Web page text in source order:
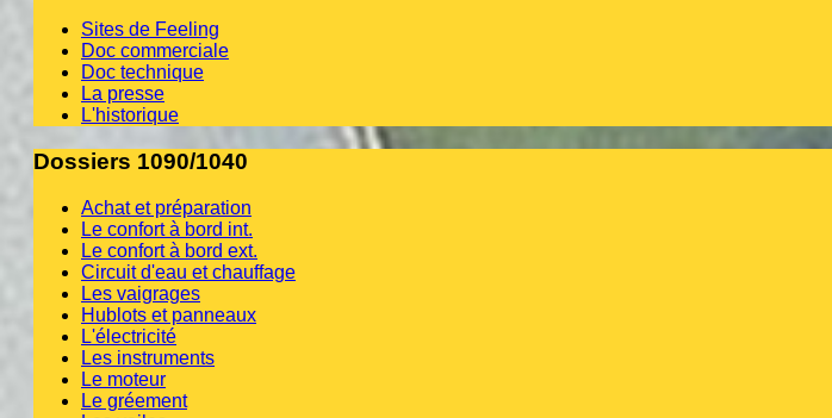
Sites de Feeling
Doc commerciale
Doc technique
La presse
L'historique
Dossiers 1090/1040
Achat et préparation
Le confort à bord int.
Le confort à bord ext.
Circuit d'eau et chauffage
Les vaigrages
Hublots et panneaux
L'électricité
Les instruments
Le moteur
Le gréement